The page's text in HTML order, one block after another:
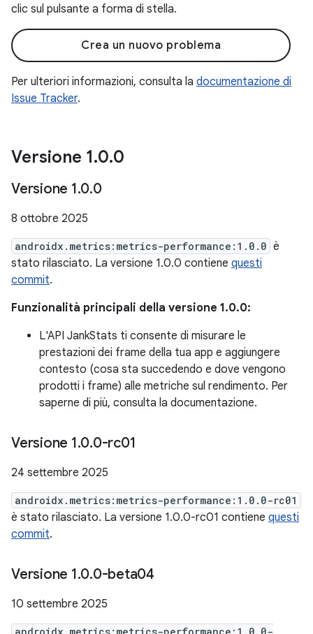
clic sul pulsante a forma di stella.
Crea un nuovo problema
Per ulteriori informazioni, consulta la documentazione di
Issue Tracker.
Versione 1.0.0
Versione 1.0.0
8 ottobre 2025
androidx.metrics:metrics-performance:1.0.0 è
stato rilasciato. La versione 1.0.0 contiene questi
commit.
Funzionalità principali della versione 1.0.0:
L'API JankStats ti consente di misurare le
prestazioni dei frame della tua app e aggiungere
contesto (cosa sta succedendo e dove vengono
prodotti i frame) alle metriche sul rendimento. Per
saperne di più, consulta la documentazione.
Versione 1.0.0-rc01
24 settembre 2025
androidx.metrics:metrics-performance:1.0.0-rc01
è stato rilasciato. La versione 1.0.0-rc01 contiene questi
commit.
Versione 1.0.0-beta04
10 settembre 2025